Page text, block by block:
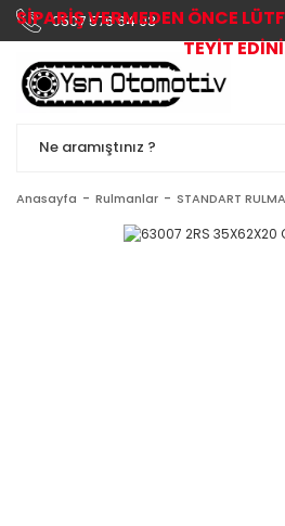
0507 576 64 03
Anasayfa Rulmanlar STANDART
SİPARİŞ VERMEDEN ÖNCE
TEYİT